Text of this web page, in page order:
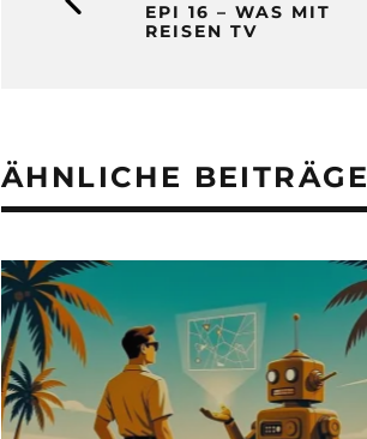
EPI 16 – WAS MIT
REISEN TV
ÄHNLICHE BEITRÄGE